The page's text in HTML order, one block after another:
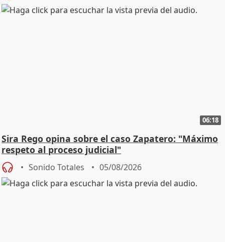
06:18
Sira Rego opina sobre el caso Zapatero: "Máximo
respeto al proceso judicial"
Sonido Totales 05/08/2026